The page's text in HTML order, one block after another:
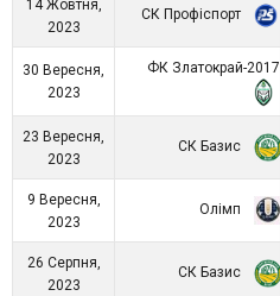
14 Жовтня,
2023
СК Профіспорт
30 Вересня,
2023
ФК Златокрай-2017
23 Вересня,
2023
СК Базис
9 Вересня,
2023
Олімп
26 Серпня,
2023
СК Базис